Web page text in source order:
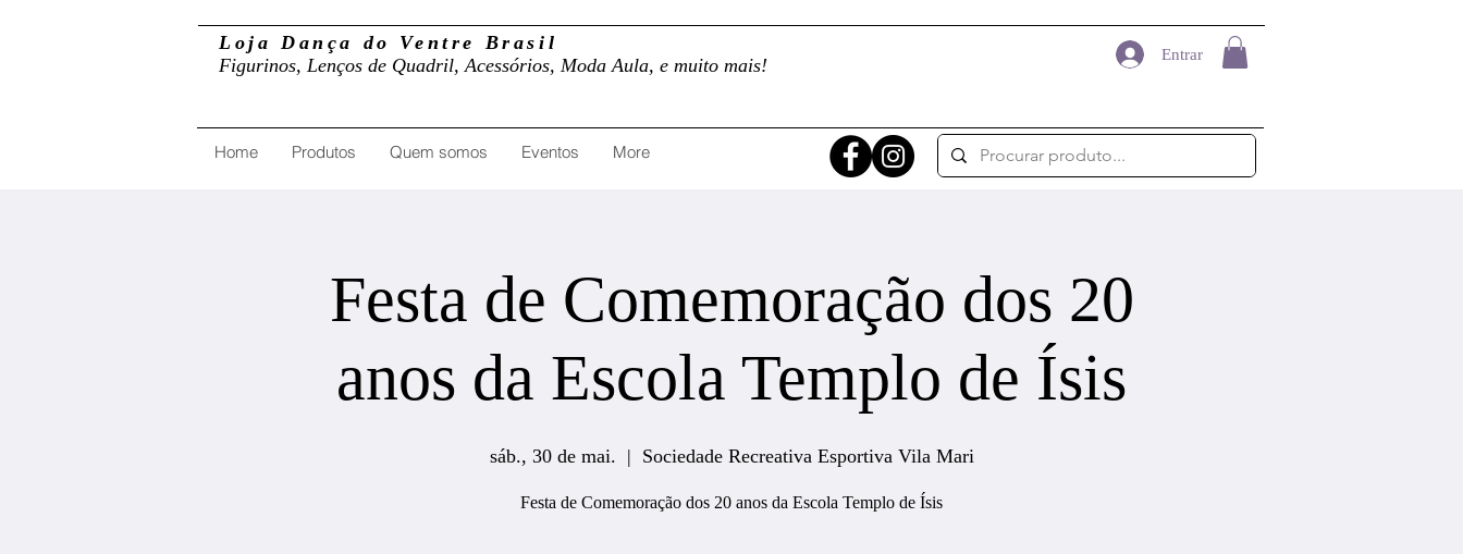
Loja Dança do Ventre Brasil
Figurinos, Lenços de Quadril, Acessórios, Moda Aula, e muito mais!
Entrar
Home Produtos Quem somos Eventos More
Festa de Comemoração dos 20
anos da Escola Templo de Ísis
sáb., 30 de mai.
  |
Sociedade Recreativa Esportiva Vila Mari
Festa de Comemoração dos 20 anos da Escola Templo de Ísis